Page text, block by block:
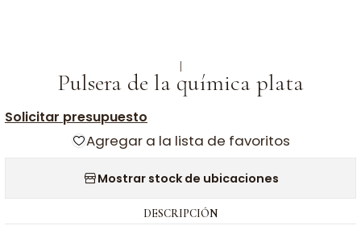
|
Pulsera de la química plata
Solicitar presupuesto
Agregar a la lista de favoritos
Mostrar stock de ubicaciones
DESCRIPCIÓN